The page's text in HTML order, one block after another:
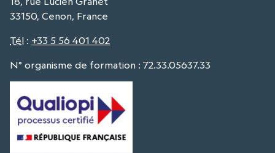
33150, Cenon, France
Tél : +33 5 56 401 402
N° organisme de formation : 72.33.05637.33